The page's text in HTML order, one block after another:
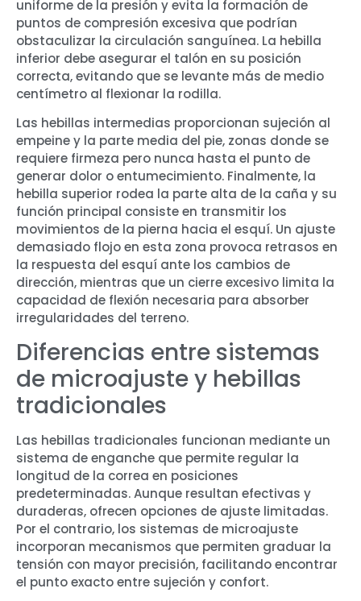
uniforme de la presión y evita la formación de
puntos de compresión excesiva que podrían
obstaculizar la circulación sanguínea. La hebilla
inferior debe asegurar el talón en su posición
correcta, evitando que se levante más de medio
centímetro al flexionar la rodilla.
Las hebillas intermedias proporcionan sujeción al
empeine y la parte media del pie, zonas donde se
requiere firmeza pero nunca hasta el punto de
generar dolor o entumecimiento. Finalmente, la
hebilla superior rodea la parte alta de la caña y su
función principal consiste en transmitir los
movimientos de la pierna hacia el esquí. Un ajuste
demasiado flojo en esta zona provoca retrasos en
la respuesta del esquí ante los cambios de
dirección, mientras que un cierre excesivo limita la
capacidad de flexión necesaria para absorber
irregularidades del terreno.
Diferencias entre sistemas
de microajuste y hebillas
tradicionales
Las hebillas tradicionales funcionan mediante un
sistema de enganche que permite regular la
longitud de la correa en posiciones
predeterminadas. Aunque resultan efectivas y
duraderas, ofrecen opciones de ajuste limitadas.
Por el contrario, los sistemas de microajuste
incorporan mecanismos que permiten graduar la
tensión con mayor precisión, facilitando encontrar
el punto exacto entre sujeción y confort.